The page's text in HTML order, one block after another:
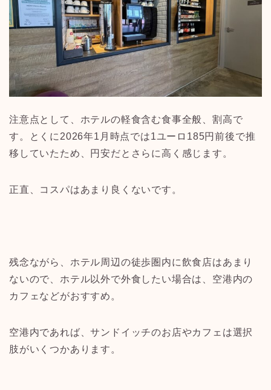
注意点として、ホテルの軽食含む食事全般、割高で
す。とくに2026年1月時点では1ユーロ185円前後で推
移していたため、円安だとさらに高く感じます。
正直、コスパはあまり良くないです。
残念ながら、ホテル周辺の徒歩圏内に飲食店はあまり
ないので、ホテル以外で外食したい場合は、空港内の
カフェなどがおすすめ。
空港内であれば、サンドイッチのお店やカフェは選択
肢がいくつかあります。